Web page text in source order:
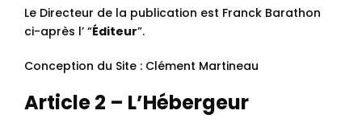
Le Directeur de la publication est Franck Barathon
ci-après l’ “Éditeur”.
Conception du Site : Clément Martineau
Article 2 – L’Hébergeur